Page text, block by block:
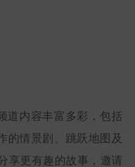
道内容丰富多彩，包括
的情景剧、跳跃地图及
享更有趣的故事，邀请